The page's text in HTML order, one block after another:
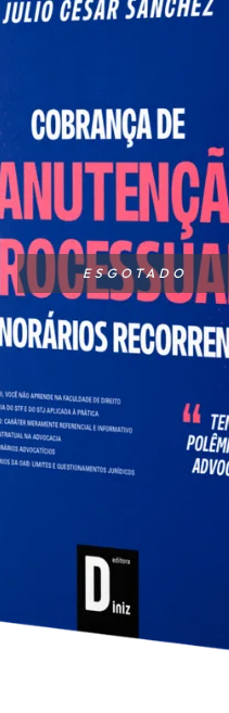
ESGOTADO